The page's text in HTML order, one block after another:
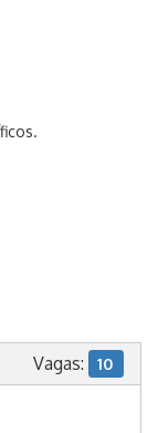
Vagas: 10